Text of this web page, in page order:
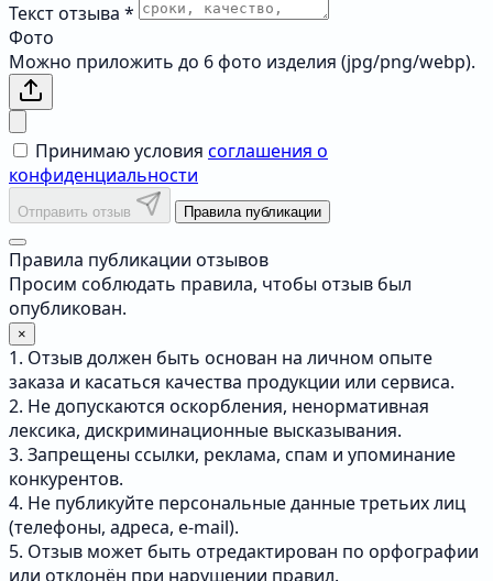
Текст отзыва *
Фото
Можно приложить до 6 фото изделия (jpg/png/webp).
Принимаю условия соглашения о
конфиденциальности
Отправить отзыв Правила публикации
Правила публикации отзывов
Просим соблюдать правила, чтобы отзыв был
опубликован.
×
1. Отзыв должен быть основан на личном опыте
заказа и касаться качества продукции или сервиса.
2. Не допускаются оскорбления, ненормативная
лексика, дискриминационные высказывания.
3. Запрещены ссылки, реклама, спам и упоминание
конкурентов.
4. Не публикуйте персональные данные третьих лиц
(телефоны, адреса, e-mail).
5. Отзыв может быть отредактирован по орфографии
или отклонён при нарушении правил.